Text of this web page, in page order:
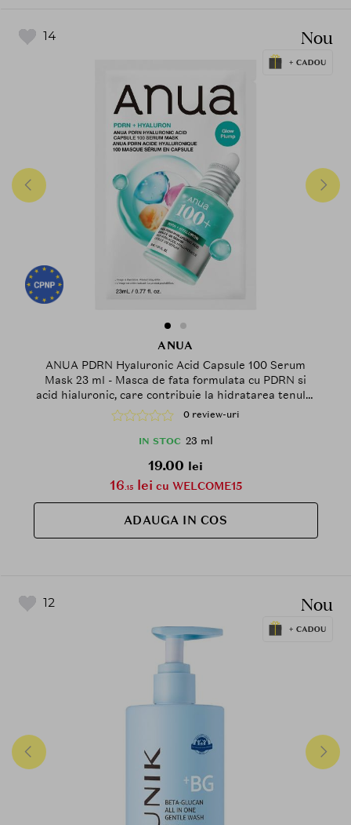
14 Nou
ANUA
ANUA PDRN Hyaluronic Acid Capsule 100 Serum
Mask 23 ml - Masca de fata formulata cu PDRN si
acid hialuronic, care contribuie la hidratarea tenului
si la metinerea confortului pielii
0 review-uri
IN STOC 23 ml
19.00 lei
16.15lei cu WELCOME15
ADAUGA IN COS
12 Nou